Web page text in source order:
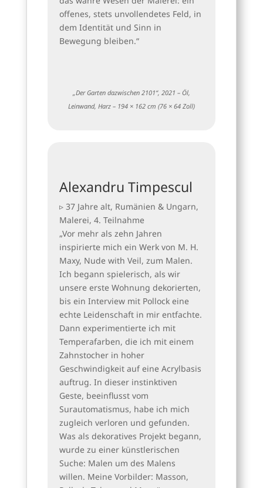
offenes, stets unvollendetes Feld, in
dem Identität und Sinn in
Bewegung bleiben.“
„Der Garten dazwischen 2101“, 2021 – Öl,
Leinwand, Harz – 194 × 162 cm (76 × 64 Zoll)
Alexandru Timpescul
▹ 37 Jahre alt, Rumänien & Ungarn,
Malerei, 4. Teilnahme
„Vor mehr als zehn Jahren
inspirierte mich ein Werk von M. H.
Maxy, Nude with Veil, zum Malen.
Ich begann spielerisch, als wir
unsere erste Wohnung dekorierten,
bis ein Interview mit Pollock eine
echte Leidenschaft in mir entfachte.
Dann experimentierte ich mit
Temperafarben, die ich mit einem
Zahnstocher in hoher
Geschwindigkeit auf eine Acrylbasis
auftrug. In dieser instinktiven
Geste, beeinflusst vom
Surautomatismus, habe ich mich
zugleich verloren und gefunden.
Was als dekoratives Projekt begann,
wurde zu einer künstlerischen
Suche: Malen um des Malens
willen. Meine Vorbilder: Masson,